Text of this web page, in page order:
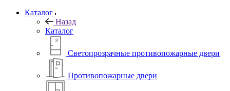
Каталог
Назад
Каталог
Светопрозрачные противопожарные двери
Противопожарные двери